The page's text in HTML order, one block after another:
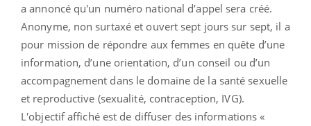
a annoncé qu'un numéro national d’appel sera créé.
Anonyme, non surtaxé et ouvert sept jours sur sept, il a
pour mission de répondre aux femmes en quête d’une
information, d’une orientation, d’un conseil ou d’un
accompagnement dans le domaine de la santé sexuelle
et reproductive (sexualité, contraception, IVG).
L'objectif affiché est de diffuser des informations «